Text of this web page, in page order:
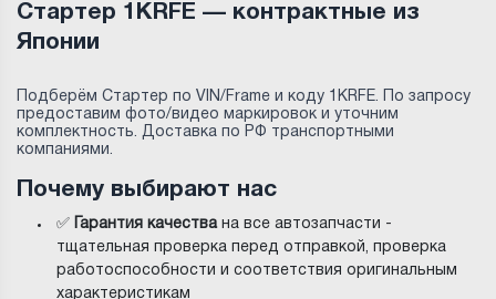
Стартер 1KRFE — контрактные из
Японии
Подберём Стартер по VIN/Frame и коду 1KRFE. По запросу
предоставим фото/видео маркировок и уточним
комплектность. Доставка по РФ транспортными
компаниями.
Почему выбирают нас
✅ Гарантия качествана все автозапчасти -
тщательная проверка перед отправкой, проверка
работоспособности и соответствия оригинальным
характеристикам